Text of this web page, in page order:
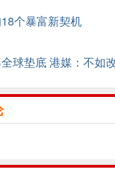
个暴富新契机
球垫底 港媒：不如